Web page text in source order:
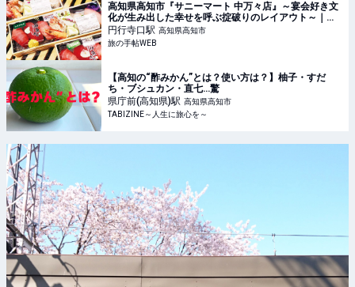
高知県高知市『サニーマート 中万々店』～宴会好き文
化が生み出した幸せを呼ぶ掟破りのレイアウト～｜旅
の手帖WEB
円行寺口駅 高知県高知市
旅の手帖WEB
【高知の“酢みかん”とは？使い方は？】柚子・すだ
ち・ブシュカン・直七…驚
県庁前(高知県)駅 高知県高知市
TABIZINE～人生に旅心を～